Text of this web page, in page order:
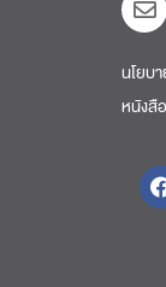
นโยบ
หนังสื